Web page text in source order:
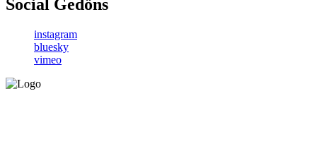
Social Gedöns
instagram
bluesky
vimeo